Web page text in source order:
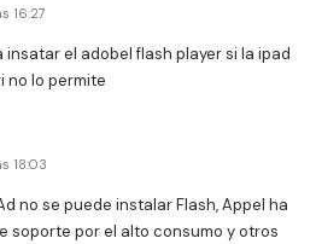
16:27
insatar el adobel flash player si la ipad
no lo permite
18:03
no se puede instalar Flash, Appel ha
soporte por el alto consumo y otros